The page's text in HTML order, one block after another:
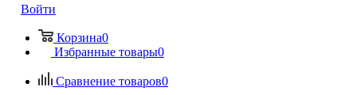
Войти
Корзина0
Избранные товары0
Сравнение товаров0